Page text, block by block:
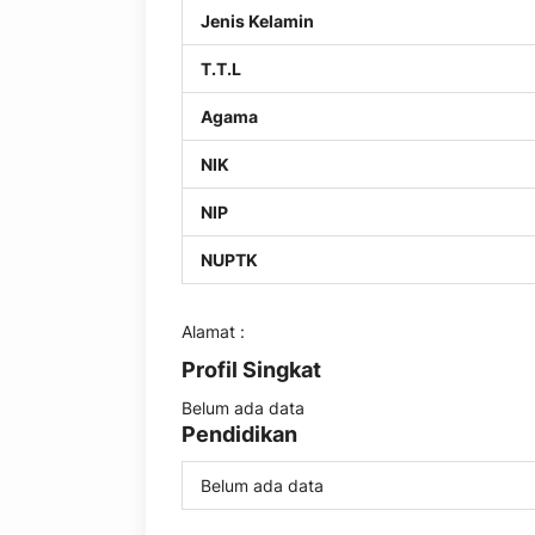
Jenis Kelamin
T.T.L
Agama
NIK
NIP
NUPTK
Alamat :
Profil Singkat
Belum ada data
Pendidikan
Belum ada data